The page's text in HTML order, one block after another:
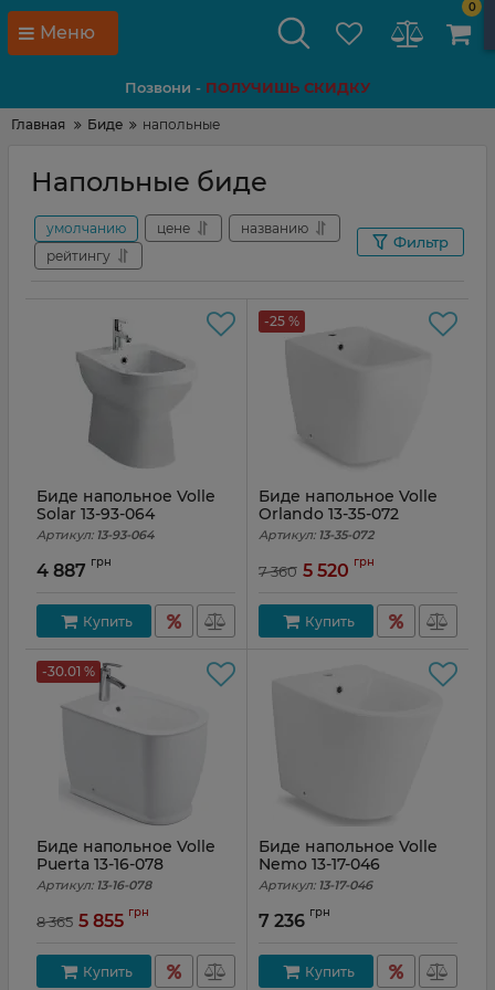
Меню
0
Позвони - ПОЛУЧИШЬ СКИДКУ
Главная Биде напольные
Напольные биде
умолчанию цене
названию
рейтингу
Фильтр
Биде напольное Volle
Solar 13-93-064
Артикул: 13-93-064
4 887 грн
Купить
-25 %
Биде напольное Volle
Orlando 13-35-072
Артикул: 13-35-072
7 360 5 520 грн
Купить
-30.01 %
Биде напольное Volle
Puerta 13-16-078
Артикул: 13-16-078
8 365 5 855 грн
Купить
Биде напольное Volle
Nemo 13-17-046
Артикул: 13-17-046
7 236 грн
Купить